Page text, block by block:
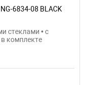
6834-08 BLACK
стеклами • с
комплекте